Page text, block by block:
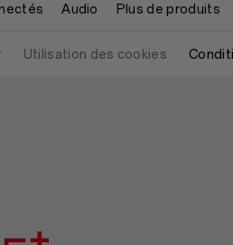
Audio Plus de produits
Utilisation des cookies